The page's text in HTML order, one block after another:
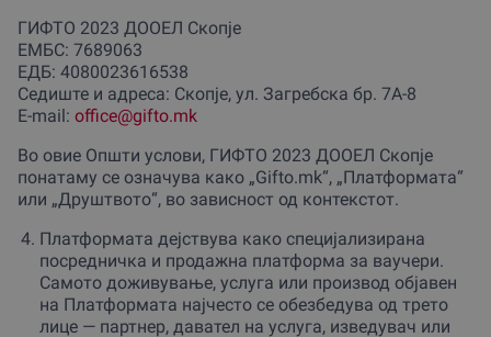
ГИФТО 2023 ДООЕЛ Скопје
ЕМБС: 7689063
ЕДБ: 4080023616538
Седиште и адреса: Скопје, ул. Загребска бр. 7А-8
E-mail: office@gifto.mk
Во овие Општи услови, ГИФТО 2023 ДООЕЛ Скопје
понатаму се означува како „Gifto.mk“, „Платформата“
или „Друштвото“, во зависност од контекстот.
Платформата дејствува како специјализирана
посредничка и продажна платформа за ваучери.
Самото доживување, услуга или производ објавен
на Платформата најчесто се обезбедува од трето
лице — партнер, давател на услуга, изведувач или